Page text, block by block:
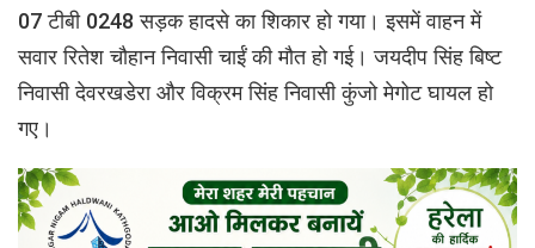
07 टीबी 0248 सड़क हादसे का शिकार हो गया। इसमें वाहन में
सवार रितेश चौहान निवासी चाईं की मौत हो गई। जयदीप सिंह बिष्ट
निवासी देवरखडेरा और विक्रम सिंह निवासी कुंजो मेगोट घायल हो
गए।